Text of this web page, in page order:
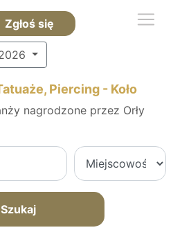
Zgłoś się
Piercing - Koło
nagrodzone przez Orły
Szukaj